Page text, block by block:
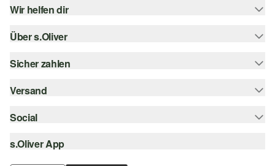
Wir helfen dir
Hilfe & FAQ
Größenberatung
Top-Kategorien
Bestellung widerrufen
Über s.Oliver
s.Oliver Magazin
Whatsapp
s.Oliver Group
Sicher zahlen
Rechnung
Kreditkarte
Versand
Sendungsverfolgung
DHL
Social
instagram
s.Oliver App